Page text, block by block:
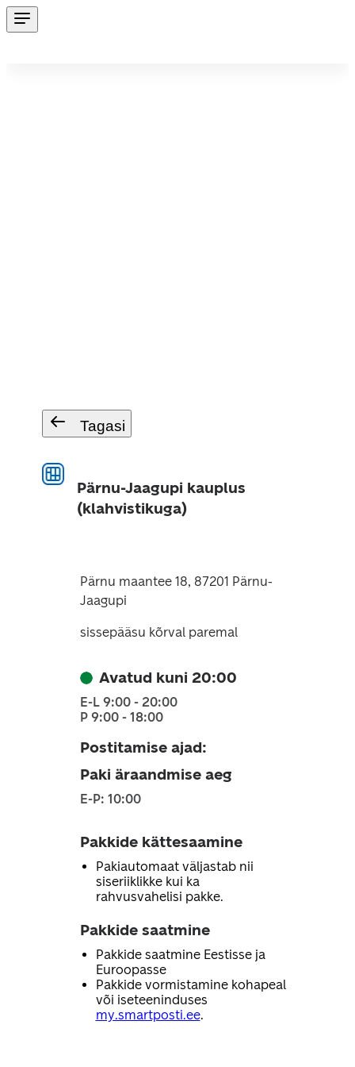
Tagasi
Pärnu-Jaagupi kauplus
(klahvistikuga)
Pärnu maantee 18, 87201 Pärnu-
Jaagupi
sissepääsu kõrval paremal
Avatud kuni 20:00
E-L 9:00 - 20:00
P 9:00 - 18:00
Postitamise ajad:
Paki äraandmise aeg
E-P: 10:00
Pakkide kättesaamine
Pakiautomaat väljastab nii
siseriiklikke kui ka
rahvusvahelisi pakke.
Pakkide saatmine
Pakkide saatmine Eestisse ja
Euroopasse
Pakkide vormistamine kohapeal
või iseteeninduses
my.smartposti.ee.